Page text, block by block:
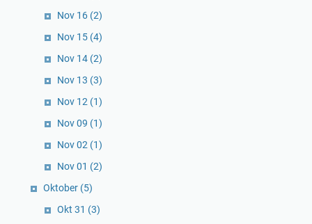
Nov 16 (2)
Nov 15 (4)
Nov 14 (2)
Nov 13 (3)
Nov 12 (1)
Nov 09 (1)
Nov 02 (1)
Nov 01 (2)
Oktober (5)
Okt 31 (3)